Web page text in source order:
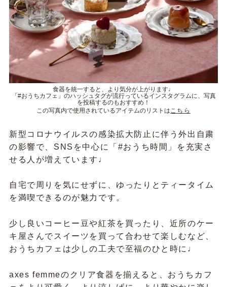
食器を統一すると、より気分が上がります♩
「#おうちカフェ」のハッシュタグが流行っているインスタグラムに、写真
を投稿するのもおすすめ！
この写真内で使用されているアイテムのリストはこちら
新型コロナウイルスの感染拡大防止に伴う外出自粛
の影響で、SNSを中心に「#おうち時間」を充実さ
せる人が増えています♩
自宅で周りを気にせずに、ゆったりとティータイム
を満喫できるのが魅力です。
少し良いコーヒー豆や紅茶を買ったり、近所のケー
キ屋さんでスイーツを買って合わせて楽しむなど、
おうちカフェは少しの工夫で至福のひと時に♩
axes femmeのクリア食器を揃えると、 おうちカフ